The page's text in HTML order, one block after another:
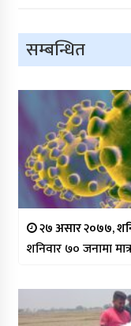
सम्बन्धित
२७ असार २०७७,
शनिवार ७० जनामा